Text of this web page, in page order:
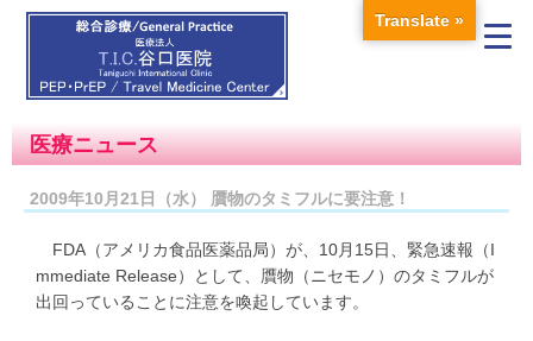
医療ニュース
2009年10月21日（水） 贋物のタミフルに要注意！
FDA（アメリカ食品医薬品局）が、10月15日、緊急速報（I
mmediate Release）として、贋物（ニセモノ）のタミフルが
出回っていることに注意を喚起しています。
Translate »